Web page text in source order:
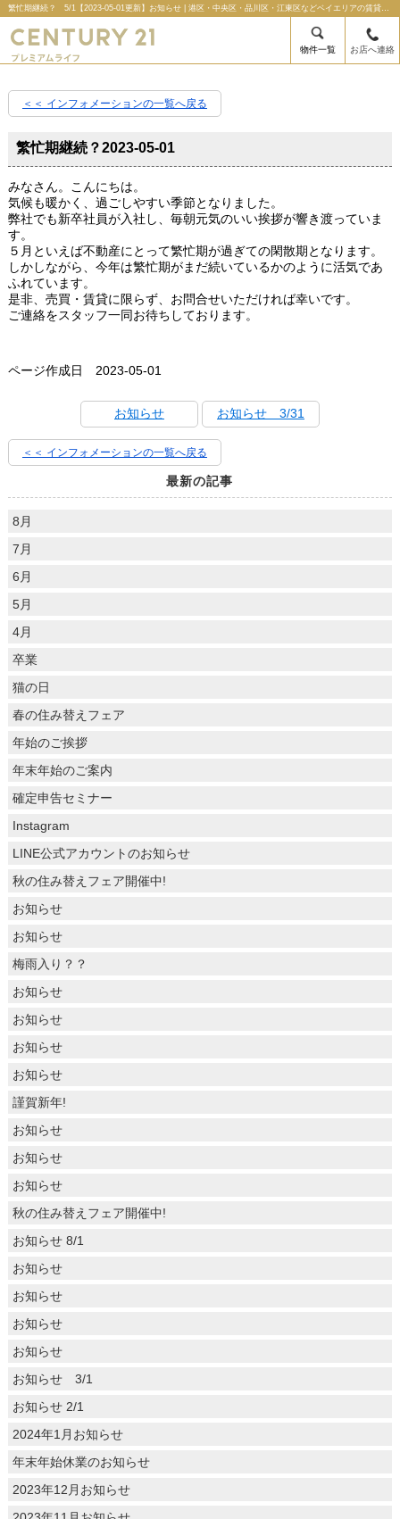
繁忙期継続？ 5/1【2023-05-01更新】お知らせ | 港区・中央区・品川区・江東区などベイエリアの賃貸管理のことならセンチュリー21プレミアムライフの不動産のことならセンチュリー21プレミアムライフ
物件一覧 お店へ連絡
＜＜ インフォメーションの一覧へ戻る
繁忙期継続？2023-05-01
みなさん。こんにちは。
気候も暖かく、過ごしやすい季節となりました。
弊社でも新卒社員が入社し、毎朝元気のいい挨拶が響き渡っていま
す。
５月といえば不動産にとって繁忙期が過ぎての閑散期となります。
しかしながら、今年は繁忙期がまだ続いているかのように活気であ
ふれています。
是非、売買・賃貸に限らず、お問合せいただければ幸いです。
ご連絡をスタッフ一同お待ちしております。
ページ作成日 2023-05-01
お知らせ お知らせ 3/31
＜＜ インフォメーションの一覧へ戻る
最新の記事
8月
7月
6月
5月
4月
卒業
猫の日
春の住み替えフェア
年始のご挨拶
年末年始のご案内
確定申告セミナー
Instagram
LINE公式アカウントのお知らせ
秋の住み替えフェア開催中!
お知らせ
お知らせ
梅雨入り？？
お知らせ
お知らせ
お知らせ
お知らせ
謹賀新年!
お知らせ
お知らせ
お知らせ
秋の住み替えフェア開催中!
お知らせ 8/1
お知らせ
お知らせ
お知らせ
お知らせ
お知らせ 3/1
お知らせ 2/1
2024年1月お知らせ
年末年始休業のお知らせ
2023年12月お知らせ